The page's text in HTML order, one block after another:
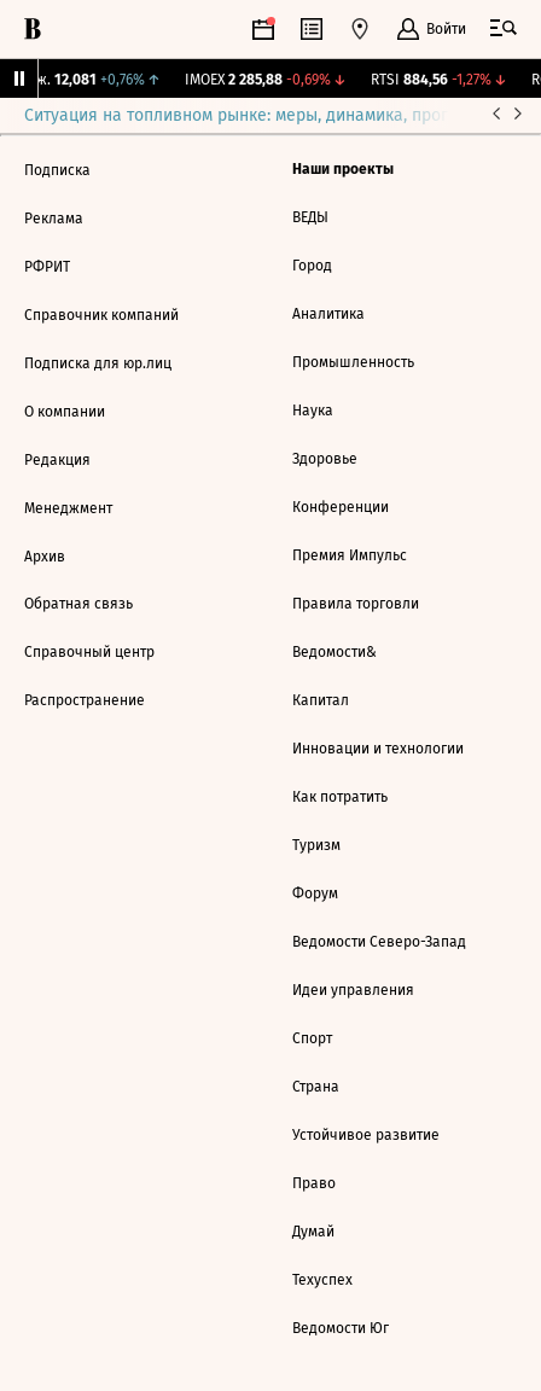
Войти
Бирж. 12,081 +0,76%↑ IMOEX 2 285,88 -0,69%↓ RTSI 884,56 -1,27%↓
Ситуация на топливном рынке: меры, динамика, прогнозы
Подписка
Реклама
РФРИТ
Справочник компаний
Подписка для юр.лиц
О компании
Редакция
Менеджмент
Архив
Обратная связь
Справочный центр
Распространение
Наши проекты
ВЕДЫ
Город
Аналитика
Промышленность
Наука
Здоровье
Конференции
Премия Импульс
Правила торговли
Ведомости&
Капитал
Инновации и технологии
Как потратить
Туризм
Форум
Ведомости Северо-Запад
Идеи управления
Спорт
Страна
Устойчивое развитие
Право
Думай
Техуспех
Ведомости Юг